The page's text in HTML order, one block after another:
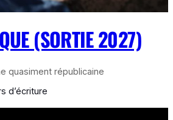
(SORTIE 2027)
quasiment républicaine
d’écriture